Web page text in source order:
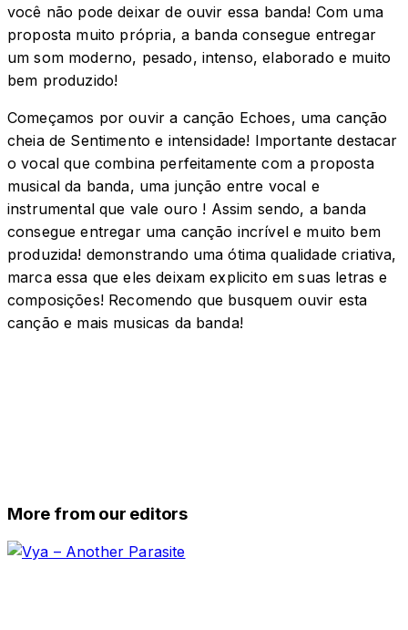
você não pode deixar de ouvir essa banda! Com uma
proposta muito própria, a banda consegue entregar
um som moderno, pesado, intenso, elaborado e muito
bem produzido!
Começamos por ouvir a canção Echoes, uma canção
cheia de Sentimento e intensidade! Importante destacar
o vocal que combina perfeitamente com a proposta
musical da banda, uma junção entre vocal e
instrumental que vale ouro ! Assim sendo, a banda
consegue entregar uma canção incrível e muito bem
produzida! demonstrando uma ótima qualidade criativa,
marca essa que eles deixam explicito em suas letras e
composições! Recomendo que busquem ouvir esta
canção e mais musicas da banda!
More from our editors